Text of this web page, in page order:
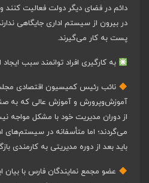
دائم در فضای دیگر دولت فعالیت کنند
در بیرون از سیستم اداری جایگاهی
پست به کار می‌گیرند.
به کارگیری افراد توانمند سبب
نائب رئیس کمیسیون اقتصادی
آموزش‌وپرورش و آموزش عالی که به
از دوران مدیریت خود با مشکل مواجه
می‌گردند؛ اما متأسفانه در سیستم‌های
باید بعد از دوره مدیریتی به کارمندی
عضو مجمع نمایندگان فارس با بیان